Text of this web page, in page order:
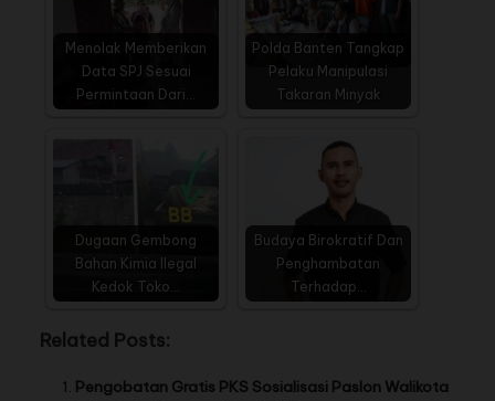
Menolak Memberikan
Data SPJ Sesuai
Permintaan Dari…
Polda Banten Tangkap
Pelaku Manipulasi
Takaran Minyak
Dugaan Gembong
Bahan Kimia Ilegal
Kedok Toko…
Budaya Birokratif Dan
Penghambatan
Terhadap…
Related Posts:
Pengobatan Gratis PKS Sosialisasi Paslon Walikota